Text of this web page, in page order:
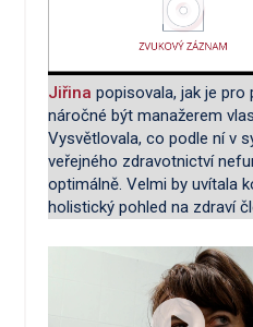
Jiřina popisovala, jak je pro
náročné být manažerem
Vysvětlovala, co podle ní v
veřejného zdravotnictví
optimálně. Velmi by uvítala
holistický pohled na zdraví